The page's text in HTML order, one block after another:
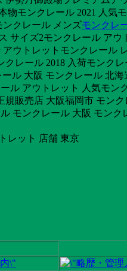
モンクレール 2021 人
ンクレール メンズモンクレ
サイズ2モンクレール ア
ウトレットモンクレール
レール 2018 入荷モンク
ル 大阪 モンクレール 北
ル アウトレット 人気モ
販売店 大阪福岡市 モン
モンクレール 大阪 モン
レット 店舗 東京